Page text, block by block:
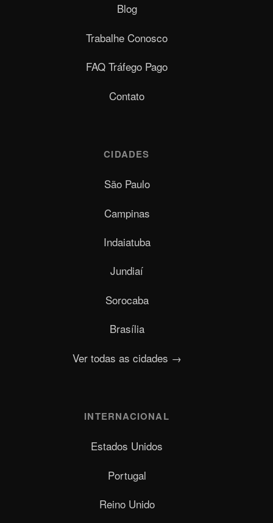
Blog
Trabalhe Conosco
FAQ Tráfego Pago
Contato
CIDADES
São Paulo
Campinas
Indaiatuba
Jundiaí
Sorocaba
Brasília
Ver todas as cidades →
INTERNACIONAL
Estados Unidos
Portugal
Reino Unido